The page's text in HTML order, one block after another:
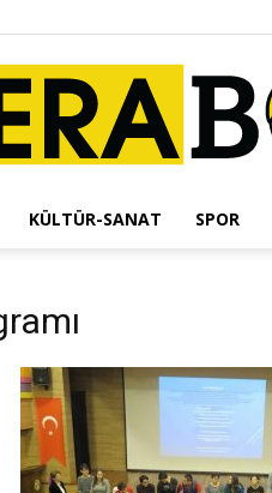
KÜLTÜR-SANAT SPOR